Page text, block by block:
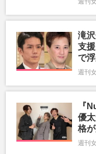
滝
支
で
週刊
『
優
格
週刊